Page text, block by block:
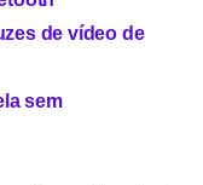
de vídeo de
sem